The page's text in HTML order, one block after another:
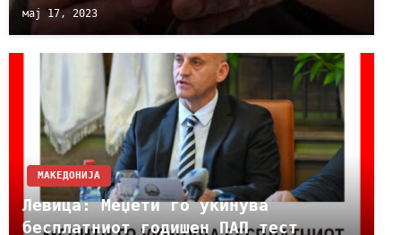
мај 17, 2023
МАКЕДОНИЈА
Левица: Меџети го укинува
бесплатниот годишен ПАП тест